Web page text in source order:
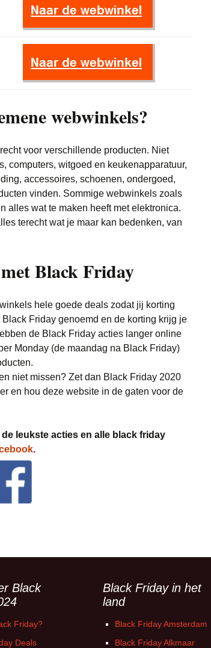
Witgoed deals
webwinkels?
voor verschillende producten. Niet
computers, witgoed en keukenapparatuur,
accessoires, schoenen, ondergoed,
vinden. Sommige webwinkels zoals
alles wat te maken heeft met elektronica.
terecht wat je maar kan bedenken, van
Black Friday
hele goede deals zodat jij korting
Friday genoemd en de korting krijg je
de Black Friday acties langer online
Monday (de maandag na Black Friday)
niet missen? Zet dan Black Friday 2020
en hou deze website in de gaten voor de
leukste acties en alle black friday
.
Black
Friday?
Deals
Black Friday in het
land
Black Friday Amsterdam
Black Friday Alkmaar